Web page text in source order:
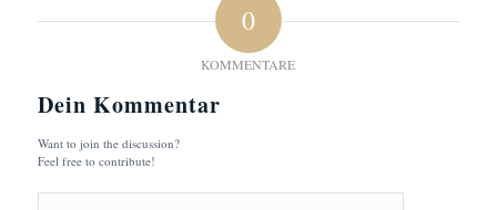
0
KOMMENTARE
Dein Kommentar
Want to join the discussion?
Feel free to contribute!